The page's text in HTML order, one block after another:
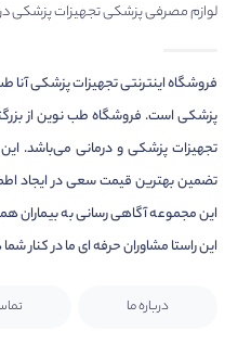
لوازم مصرفی پزشکی تجهیزات پزشکی
فروشگاه اینترنتی تجهیزات پزشکی
پزشکی است. فروشگاه طب نوین از
تجهیزات پزشکی و درمانی می‌باشد.
تضمین بهترین قیمت سعی در ایجاد
این مجموعه آگاهی رسانی به بیماران
این راستا مشاوران حرفه ای ما در کنار
درباره ما